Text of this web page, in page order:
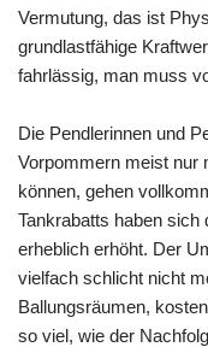
Vermutung, das ist
grundlastfähige
fahrlässig, man muss
Die Pendlerinnen und
Vorpommern meist nur
können, gehen
Tankrabatts haben sich
erheblich erhöht. Der
vielfach schlicht nicht
Ballungsräumen,
so viel, wie der